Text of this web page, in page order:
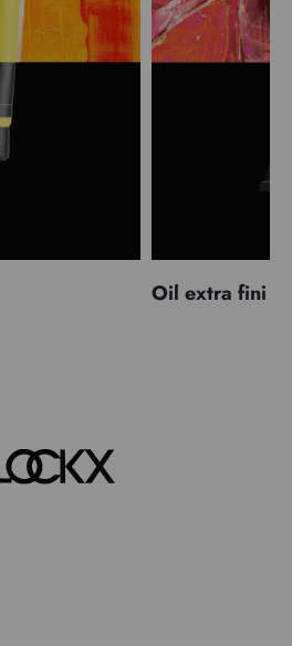
Oil extra fini